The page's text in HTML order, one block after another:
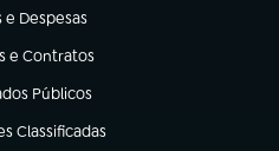
e Despesas
nova aba)
e Contratos
aba)
Públicos
nova aba)
Classificadas
aba)